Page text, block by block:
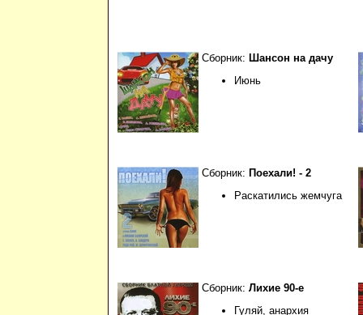
Сборник: Шансон на дачу
Июнь
Сборник: Поехали! - 2
Раскатились жемчуга
Сборник: Лихие 90-е
Гуляй, анархия